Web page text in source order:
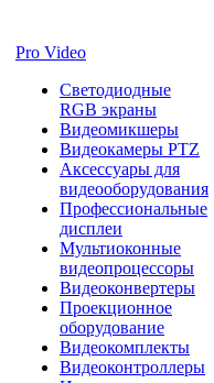
Pro Video
Светодиодные
RGB экраны
Видеомикшеры
Видеокамеры PTZ
Аксессуары для
видеооборудования
Профессиональные
дисплеи
Мультиоконные
видеопроцессоры
Видеоконвертеры
Проекционное
оборудование
Видеокомплекты
Видеоконтроллеры